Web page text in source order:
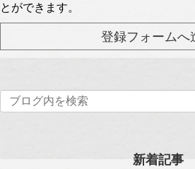
とができます。
新着記事